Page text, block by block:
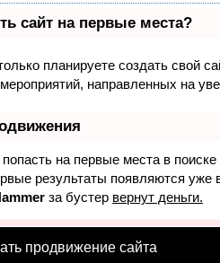
сайт на первые места?
планируете создать свой
направленных на
на первые места в
результаты появляются
за бустер вернут деньги.
продвижение сайта